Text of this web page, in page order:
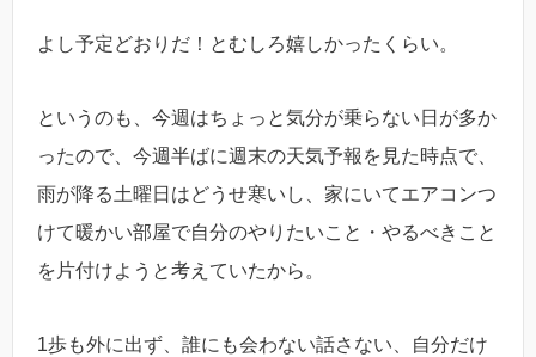
よし予定どおりだ！とむしろ嬉しかったくらい。
というのも、今週はちょっと気分が乗らない日が多か
ったので、今週半ばに週末の天気予報を見た時点で、
雨が降る土曜日はどうせ寒いし、家にいてエアコンつ
けて暖かい部屋で自分のやりたいこと・やるべきこと
を片付けようと考えていたから。
1歩も外に出ず、誰にも会わない話さない、自分だけ